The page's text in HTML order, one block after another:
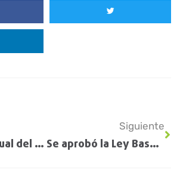
Reporte mensual del USDA
Siguiente
Se aprobó la Ley Bases y desde el campo esperan que “contribuya a una mayor seguridad jurídica”